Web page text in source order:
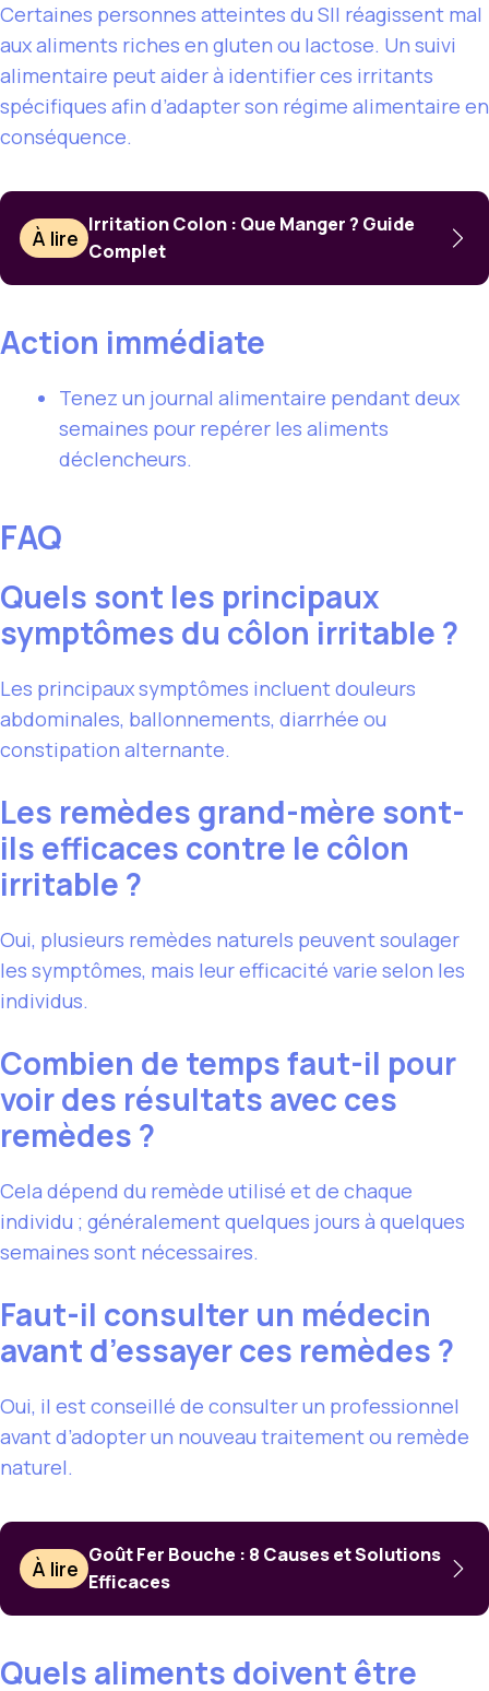
Certaines personnes atteintes du SII réagissent mal
aux aliments riches en gluten ou lactose. Un suivi
alimentaire peut aider à identifier ces irritants
spécifiques afin d’adapter son régime alimentaire en
conséquence.
À lire
Irritation Colon : Que Manger ? Guide
Complet
Action immédiate
Tenez un journal alimentaire pendant deux
semaines pour repérer les aliments
déclencheurs.
FAQ
Quels sont les principaux
symptômes du côlon irritable ?
Les principaux symptômes incluent douleurs
abdominales, ballonnements, diarrhée ou
constipation alternante.
Les remèdes grand-mère sont-
ils efficaces contre le côlon
irritable ?
Oui, plusieurs remèdes naturels peuvent soulager
les symptômes, mais leur efficacité varie selon les
individus.
Combien de temps faut-il pour
voir des résultats avec ces
remèdes ?
Cela dépend du remède utilisé et de chaque
individu ; généralement quelques jours à quelques
semaines sont nécessaires.
Faut-il consulter un médecin
avant d’essayer ces remèdes ?
Oui, il est conseillé de consulter un professionnel
avant d’adopter un nouveau traitement ou remède
naturel.
À lire
Goût Fer Bouche : 8 Causes et Solutions
Efficaces
Quels aliments doivent être